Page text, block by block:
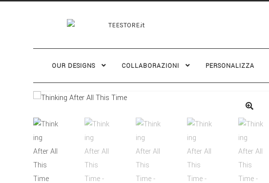
OUR DESIGNS COLLABORAZIONI PERSONALIZZA